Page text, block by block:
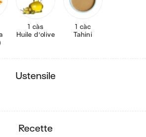
1 càs
Huile d'olive
1 càc
Tahini
ustensile
recette